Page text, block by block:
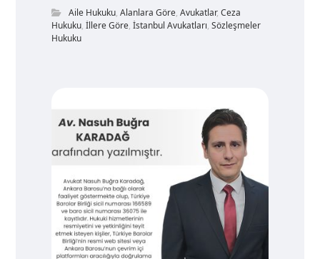
Aile Hukuku,Alanlara Göre,Avukatlar,Ceza
Hukuku,İllere Göre,İstanbul Avukatları,Sözleşmeler
Hukuku